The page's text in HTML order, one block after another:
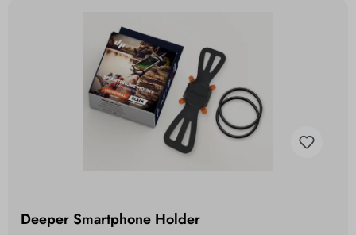
Deeper Smartphone Holder